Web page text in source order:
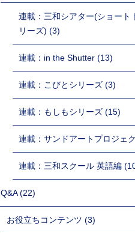
連載：三和シアター(ショート
リーズ) (3)
連載：in the Shutter (13)
連載：こびとシリーズ (3)
連載：もしもシリーズ (15)
連載：サンドアートプロジェ
連載：三和スクール 英語編
Q&A (22)
お役立ちコンテンツ (3)